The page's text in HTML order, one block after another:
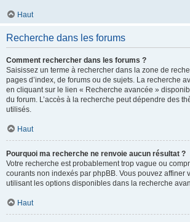
Haut
Recherche dans les forums
Comment rechercher dans les forums ?
Saisissez un terme à rechercher dans la zone de
pages d’index, de forums ou de sujets. La recherche
en cliquant sur le lien « Recherche avancée »
du forum. L’accès à la recherche peut dépendre des
utilisés.
Haut
Pourquoi ma recherche ne renvoie aucun résultat ?
Votre recherche est probablement trop vague ou
courants non indexés par phpBB. Vous pouvez affiner
utilisant les options disponibles dans la recherche
Haut